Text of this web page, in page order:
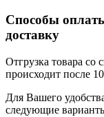
Способы
доставку
Отгрузка товара со
происходит после
Для Вашего
следующие